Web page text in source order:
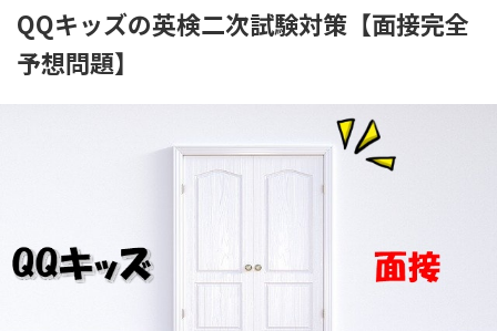
QQキッズの英検二次試験対策【面接完全
予想問題】